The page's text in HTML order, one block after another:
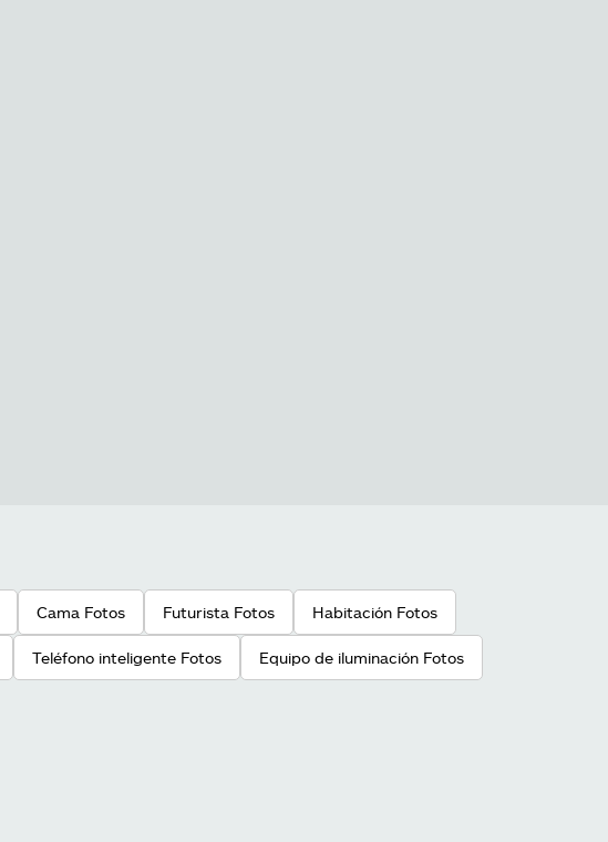
Cama Fotos Futurista Fotos Habitación Fotos
Teléfono inteligente Fotos Equipo de iluminación Fotos